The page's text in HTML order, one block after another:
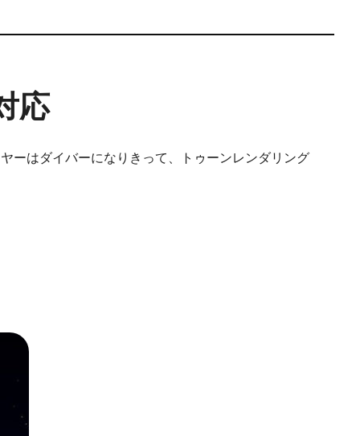
応
ーはダイバーになりきって、トゥーンレンダリング